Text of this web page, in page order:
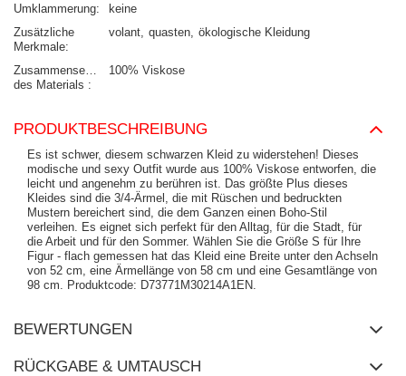
Umklammerung
keine
Zusätzliche
Merkmale
volant quasten ökologische Kleidung
Zusammensetzung
des Materials
100% Viskose
PRODUKTBESCHREIBUNG
Es ist schwer, diesem schwarzen Kleid zu widerstehen! Dieses
modische und sexy Outfit wurde aus 100% Viskose entworfen, die
leicht und angenehm zu berühren ist. Das größte Plus dieses
Kleides sind die 3/4-Ärmel, die mit Rüschen und bedruckten
Mustern bereichert sind, die dem Ganzen einen Boho-Stil
verleihen. Es eignet sich perfekt für den Alltag, für die Stadt, für
die Arbeit und für den Sommer. Wählen Sie die Größe S für Ihre
Figur - flach gemessen hat das Kleid eine Breite unter den Achseln
von 52 cm, eine Ärmellänge von 58 cm und eine Gesamtlänge von
98 cm. Produktcode: D73771M30214A1EN.
BEWERTUNGEN
RÜCKGABE & UMTAUSCH